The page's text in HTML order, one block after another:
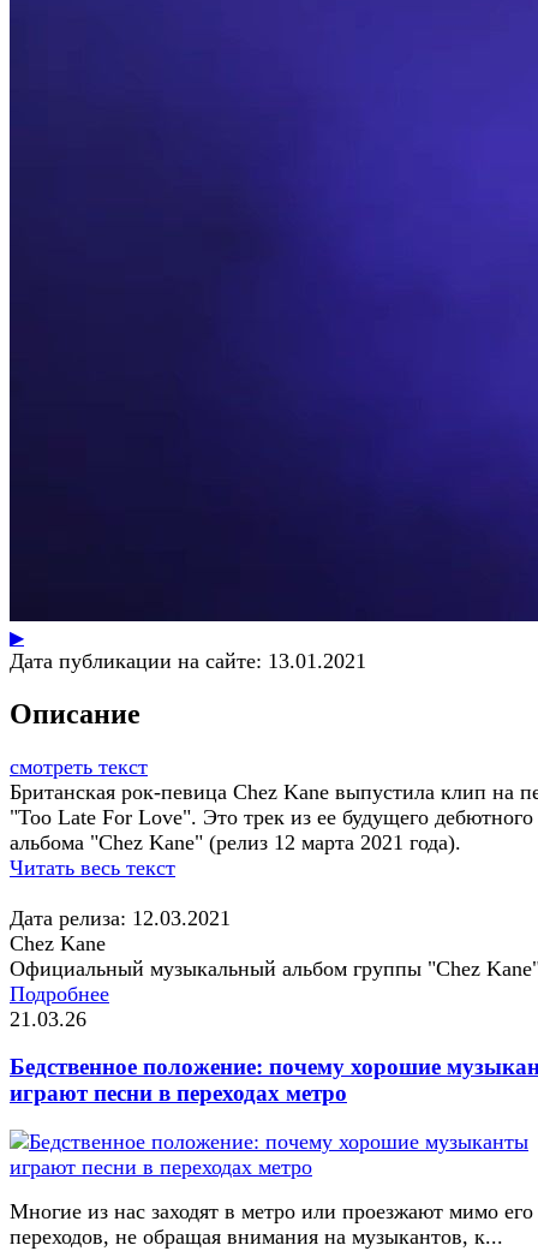
▶
Дата публикации на сайте: 13.01.2021
Описание
смотреть текст
Британская рок-певица Chez Kane выпустила клип на
"Too Late For Love". Это трек из ее будущего дебютного
альбома "Chez Kane" (релиз 12 марта 2021 года).
Читать весь текст
Дата релиза: 12.03.2021
Chez Kane
Официальный музыкальный альбом группы "Chez
Подробнее
21.03.26
Бедственное положение: почему хорошие
играют песни в переходах метро
Многие из нас заходят в метро или проезжают мимо его
переходов, не обращая внимания на музыкантов, к...